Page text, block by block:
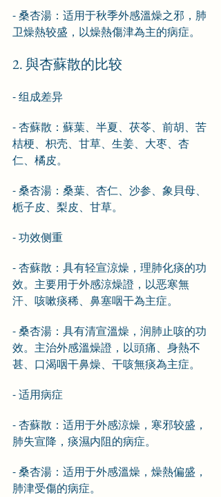
- 桑杏湯：适用于秋季外感溫燥之邪，肺
卫燥熱较盛，以燥熱傷津為主的病症。
2. 與杏蘇散的比较
- 组成差异
- 杏蘇散：蘇葉、半夏、茯苓、前胡、苦
桔梗、枳壳、甘草、生姜、大枣、杏
仁、橘皮。
- 桑杏湯：桑葉、杏仁、沙参、象貝母、
栀子皮、梨皮、甘草。
- 功效侧重
- 杏蘇散：具有轻宣涼燥，理肺化痰的功
效。主要用于外感涼燥證，以恶寒無
汗、咳嗽痰稀、鼻塞咽干為主症。
- 桑杏湯：具有清宣溫燥，润肺止咳的功
效。主治外感溫燥證，以頭痛、身熱不
甚、口渴咽干鼻燥、干咳無痰為主症。
- 适用病症
- 杏蘇散：适用于外感涼燥，寒邪较盛，
肺失宣降，痰濕内阻的病症。
- 桑杏湯：适用于外感溫燥，燥熱偏盛，
肺津受傷的病症。